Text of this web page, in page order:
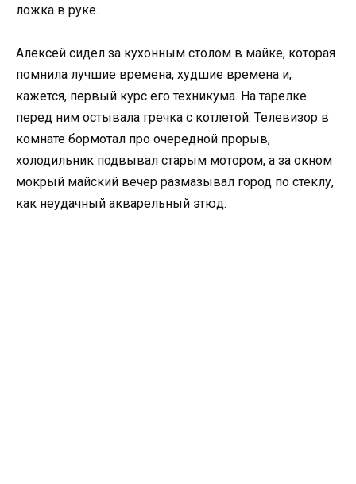
ложка в руке.
Алексей сидел за кухонным столом в майке, которая
помнила лучшие времена, худшие времена и,
кажется, первый курс его техникума. На тарелке
перед ним остывала гречка с котлетой. Телевизор в
комнате бормотал про очередной прорыв,
холодильник подвывал старым мотором, а за окном
мокрый майский вечер размазывал город по стеклу,
как неудачный акварельный этюд.